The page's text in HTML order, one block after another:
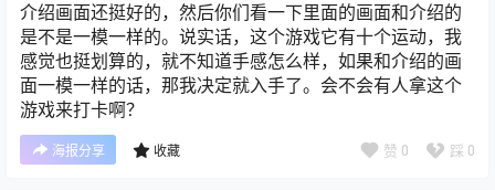
介绍画面还挺好的，然后你们看一下里面的画面和介绍的
是不是一模一样的。说实话，这个游戏它有十个运动，我
感觉也挺划算的，就不知道手感怎么样，如果和介绍的画
面一模一样的话，那我决定就入手了。会不会有人拿这个
游戏来打卡啊？
海报分享 收藏 赞 0 踩 0